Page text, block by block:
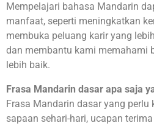
Mempelajari bahasa Mandarin
manfaat, seperti meningkatkan
membuka peluang karir yang
dan membantu kami memahami
lebih baik.
Frasa Mandarin dasar apa saja
Frasa Mandarin dasar yang
sapaan sehari-hari, ucapan